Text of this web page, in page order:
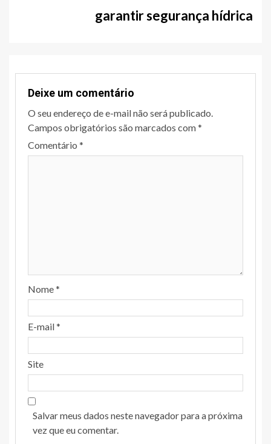
garantir segurança hídrica
Deixe um comentário
O seu endereço de e-mail não será publicado.
Campos obrigatórios são marcados com*
Comentário *
Nome*
E-mail*
Site
Salvar meus dados neste navegador para a próxima
vez que eu comentar.